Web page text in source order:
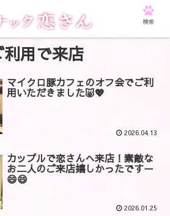
用で来店
マイクロ豚カフェのオフ会でご利
用いただきました🐷💖
2026.04.13
カップルで恋さんへ来店！素敵な
お二人のご来店嬉しかったですー
😄😄
2026.01.25
検索